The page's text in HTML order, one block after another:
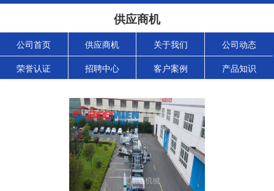
供应商机
公司首页 供应商机 关于我们 公司动态
荣誉认证 招聘中心 客户案例 产品知识